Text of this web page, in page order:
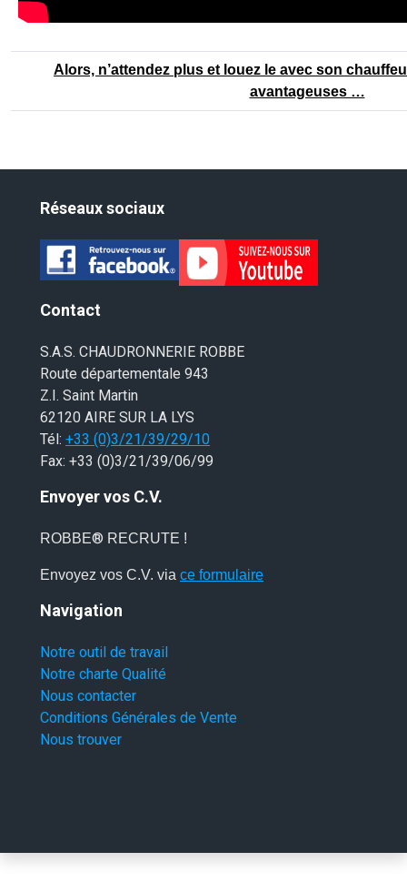
Alors, n’attendez plus et louez le avec son
avantageuses …
Réseaux sociaux
Contact
S.A.S. CHAUDRONNERIE ROBBE
Route départementale 943
Z.I. Saint Martin
62120 AIRE SUR LA LYS
Tél: +33 (0)3/21/39/29/10
Fax: +33 (0)3/21/39/06/99
Envoyer vos C.V.
ROBBE® RECRUTE !
Envoyez vos C.V. via ce formulaire
Navigation
Notre outil de travail
Notre charte Qualité
Nous contacter
Conditions Générales de Vente
Nous trouver